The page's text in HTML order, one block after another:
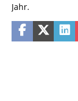
Jahr.